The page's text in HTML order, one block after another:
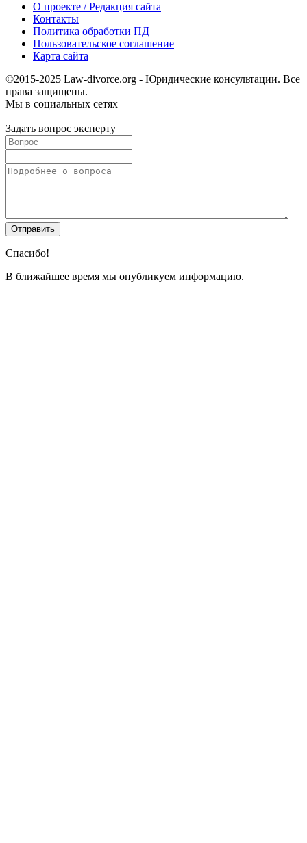
О проекте / Редакция сайта
Контакты
Политика обработки ПД
Пользовательское соглашение
Карта сайта
©2015-2025 Law-divorce.org - Юридические консультации. Все
права защищены.
Мы в социальных сетях
Задать вопрос эксперту
Спасибо!
В ближайшее время мы опубликуем информацию.